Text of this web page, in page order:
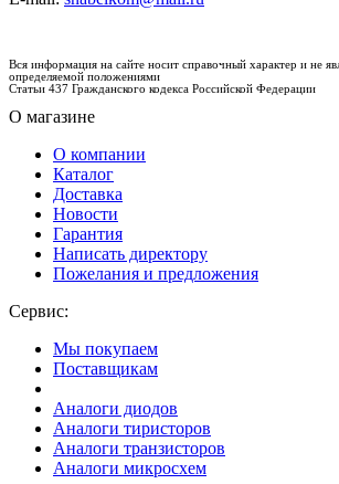
Вся информация на сайте носит справочный характер и не
определяемой положениями
Статьи 437 Гражданского кодекса Российской Федерации
О магазине
О компании
Каталог
Доставка
Новости
Гарантия
Написать директору
Пожелания и предложения
Сервис:
Мы покупаем
Поставщикам
Аналоги диодов
Аналоги тиристоров
Аналоги транзисторов
Аналоги микросхем